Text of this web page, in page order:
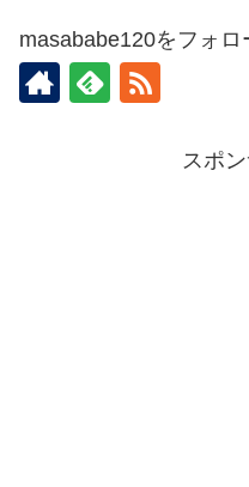
masababe120をフォロ
スポ